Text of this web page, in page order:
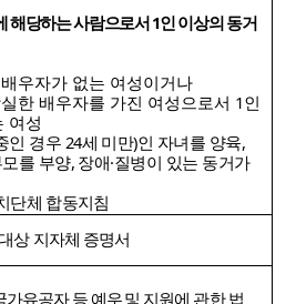
해당하는 사람으로서1인 이상의 동거
우자가 없는 여성이거나
한 배우자를 가진 여성으로서 1인
여성
인 경우 24세 미만)인 자녀를 양육,
를 부양, 장애·질병이 있는 동거가
단체 합동지침
상 지자체 증명서
가유공자 등 예우 및 지원에 관한 법